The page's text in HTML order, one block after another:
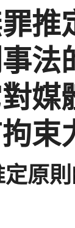
推
法
媒
束
原